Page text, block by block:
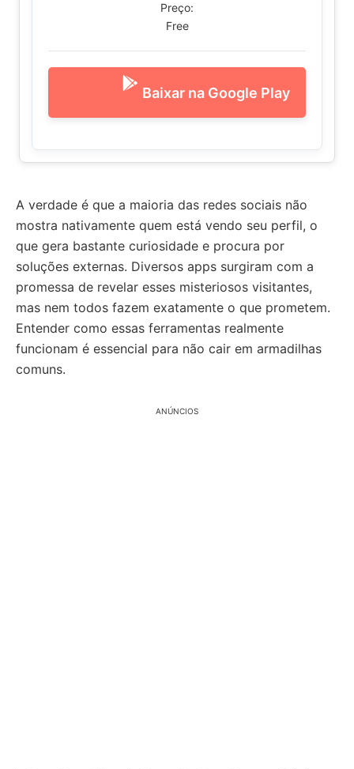
Preço:
Free
Baixar na Google Play
A verdade é que a maioria das redes sociais não
mostra nativamente quem está vendo seu perfil, o
que gera bastante curiosidade e procura por
soluções externas. Diversos apps surgiram com a
promessa de revelar esses misteriosos visitantes,
mas nem todos fazem exatamente o que prometem.
Entender como essas ferramentas realmente
funcionam é essencial para não cair em armadilhas
comuns.
ANÚNCIOS